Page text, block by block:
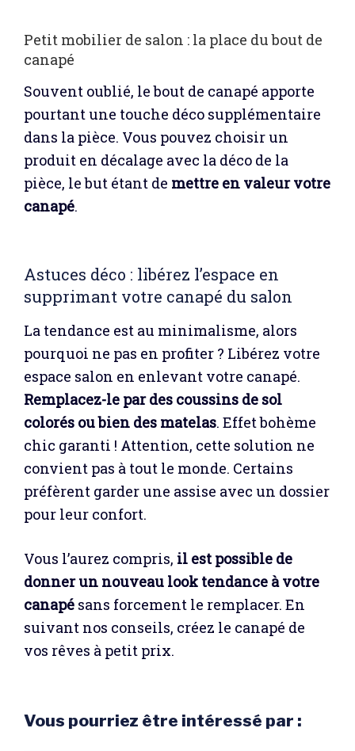
Petit mobilier de salon : la place du bout de
canapé
Souvent oublié, le bout de canapé apporte
pourtant une touche déco supplémentaire
dans la pièce. Vous pouvez choisir un
produit en décalage avec la déco de la
pièce, le but étant de mettre en valeur votre
canapé.
Astuces déco : libérez l’espace en
supprimant votre canapé du salon
La tendance est au minimalisme, alors
pourquoi ne pas en profiter ? Libérez votre
espace salon en enlevant votre canapé.
Remplacez-le par des coussins de sol
colorés ou bien des matelas. Effet bohème
chic garanti ! Attention, cette solution ne
convient pas à tout le monde. Certains
préfèrent garder une assise avec un dossier
pour leur confort.
Vous l’aurez compris, il est possible de
donner un nouveau look tendance à votre
canapé sans forcement le remplacer. En
suivant nos conseils, créez le canapé de
vos rêves à petit prix.
Vous pourriez être intéressé par :